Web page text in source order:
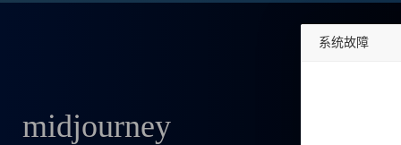
midjourney
系统故障